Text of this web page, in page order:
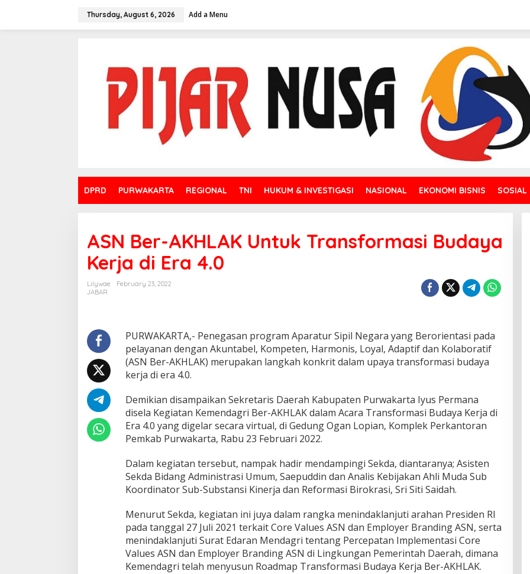
Thursday, August 6, 2026 Add a Menu
DPRD PURWAKARTA REGIONAL TNI HUKUM & INVESTIGASI NASIONAL EKONOMI BISNIS SOSIAL
ASN Ber-AKHLAK Untuk Transformasi Budaya
Kerja di Era 4.0
Lilywae
February 23, 2022
JABAR
PURWAKARTA,- Penegasan program Aparatur Sipil Negara yang Berorientasi pada
pelayanan dengan Akuntabel, Kompeten, Harmonis, Loyal, Adaptif dan Kolaboratif
(ASN Ber-AKHLAK) merupakan langkah konkrit dalam upaya transformasi budaya
kerja di era 4.0.
Demikian disampaikan Sekretaris Daerah Kabupaten Purwakarta Iyus Permana
disela Kegiatan Kemendagri Ber-AKHLAK dalam Acara Transformasi Budaya Kerja di
Era 4.0 yang digelar secara virtual, di Gedung Ogan Lopian, Komplek Perkantoran
Pemkab Purwakarta, Rabu 23 Februari 2022.
Dalam kegiatan tersebut, nampak hadir mendampingi Sekda, diantaranya; Asisten
Sekda Bidang Administrasi Umum, Saepuddin dan Analis Kebijakan Ahli Muda Sub
Koordinator Sub-Substansi Kinerja dan Reformasi Birokrasi, Sri Siti Saidah.
Menurut Sekda, kegiatan ini juya dalam rangka menindaklanjuti arahan Presiden RI
pada tanggal 27 Juli 2021 terkait Core Values ASN dan Employer Branding ASN, serta
menindaklanjuti Surat Edaran Mendagri tentang Percepatan Implementasi Core
Values ASN dan Employer Branding ASN di Lingkungan Pemerintah Daerah, dimana
Kemendagri telah menyusun Roadmap Transformasi Budaya Kerja Ber-AKHLAK.